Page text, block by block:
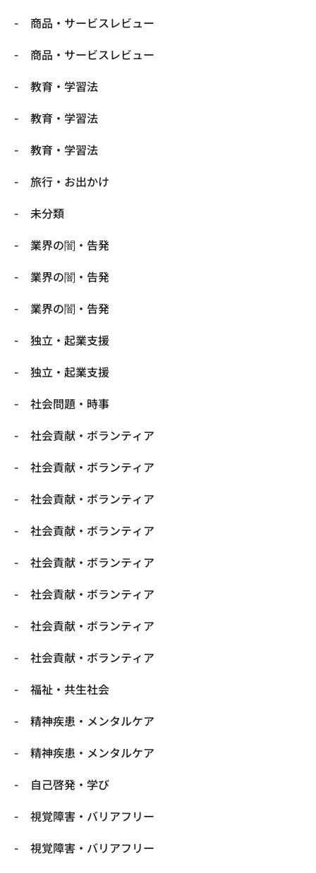
商品・サービスレビュー
商品・サービスレビュー
教育・学習法
教育・学習法
教育・学習法
旅行・お出かけ
未分類
業界の闇・告発
業界の闇・告発
業界の闇・告発
独立・起業支援
独立・起業支援
社会問題・時事
社会貢献・ボランティア
社会貢献・ボランティア
社会貢献・ボランティア
社会貢献・ボランティア
社会貢献・ボランティア
社会貢献・ボランティア
社会貢献・ボランティア
社会貢献・ボランティア
福祉・共生社会
精神疾患・メンタルケア
精神疾患・メンタルケア
自己啓発・学び
視覚障害・バリアフリー
視覚障害・バリアフリー